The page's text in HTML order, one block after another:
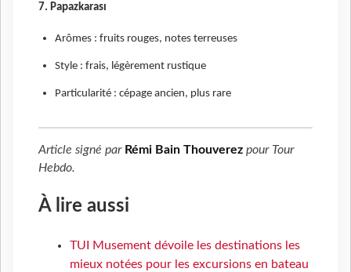
7. Papazkarası
Arômes : fruits rouges, notes terreuses
Style : frais, légèrement rustique
Particularité : cépage ancien, plus rare
Article signé par Rémi Bain Thouverez pour Tour
Hebdo.
À lire aussi
TUI Musement dévoile les destinations les
mieux notées pour les excursions en bateau